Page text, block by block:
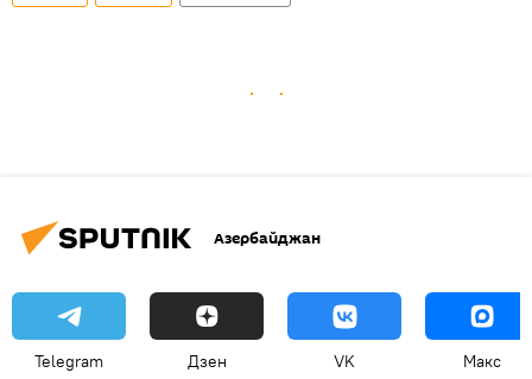
Азербайджан
Telegram Дзен VK Макс